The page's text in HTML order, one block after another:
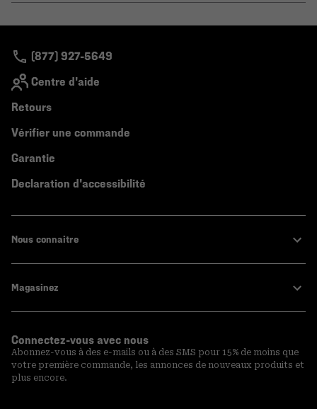
(877) 927-5649
Centre d'aide
Retours
Vérifier une commande
Garantie
Declaration d'accessibilité
Nous connaitre
Magasinez
Connectez-vous avec nous
Abonnez-vous à des e-mails ou à des SMS pour 15% de moins que
votre première commande, les annonces de nouveaux produits et
plus encore.